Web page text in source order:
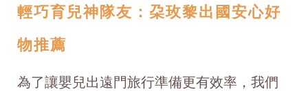
輕巧育兒神隊友：朶玫黎出國安心好
物推薦
為了讓嬰兒出遠門旅行準備更有效率，我們